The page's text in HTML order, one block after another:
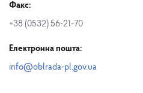
Факс:
+38 (0532) 56-21-70
Електронна пошта:
info@oblrada-pl.gov.ua